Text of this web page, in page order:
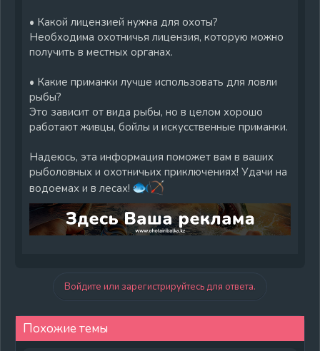
• Какой лицензией нужна для охоты?
Необходима охотничья лицензия, которую можно
получить в местных органах.
• Какие приманки лучше использовать для ловли
рыбы?
Это зависит от вида рыбы, но в целом хорошо
работают живцы, бойлы и искусственные приманки.
Надеюсь, эта информация поможет вам в ваших
рыболовных и охотничьих приключениях! Удачи на
водоемах и в лесах!
Войдите или зарегистрируйтесь для ответа.
Похожие темы